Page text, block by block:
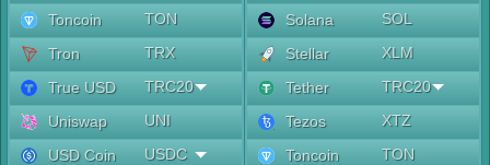
Toncoin
TON
Tron
TRX
True USD
TRC20
Uniswap
UNI
USD Coin
USDC
Solana
SOL
Stellar
XLM
Tether
TRC20
Tezos
XTZ
Toncoin
TON